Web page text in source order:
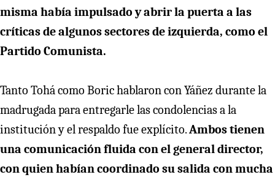
misma había impulsado y abrir la puerta a las
críticas de algunos sectores de izquierda, como el
Partido Comunista.
Tanto Tohá como Boric hablaron con Yáñez durante la
madrugada para entregarle las condolencias a la
institución y el respaldo fue explícito.Ambos tienen
una comunicación fluida con el general director,
con quien habían coordinado su salida con mucha